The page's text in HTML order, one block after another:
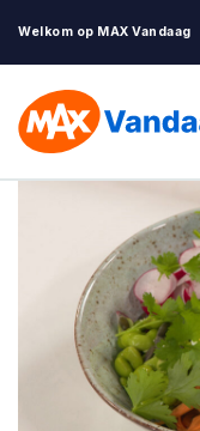
Welkom op MAX Vandaag